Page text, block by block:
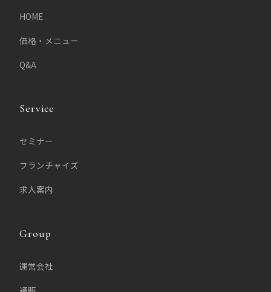
HOME
価格・メニュー
Q&A
Service
セミナー
フランチャイズ
求人案内
Group
運営会社